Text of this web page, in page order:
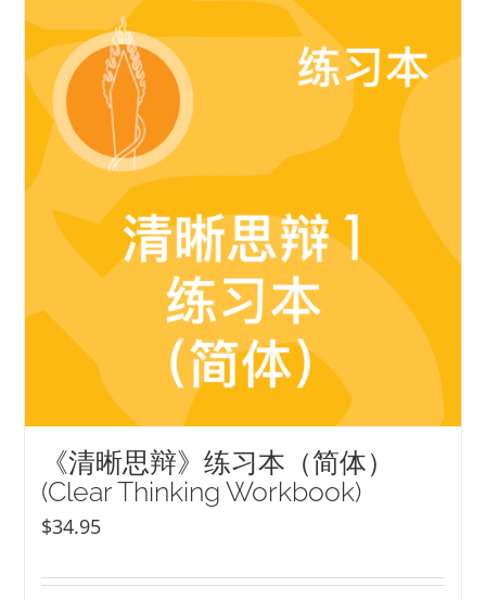
《清晰思辩》练习本（简体）
(Clear Thinking Workbook)
$34.95